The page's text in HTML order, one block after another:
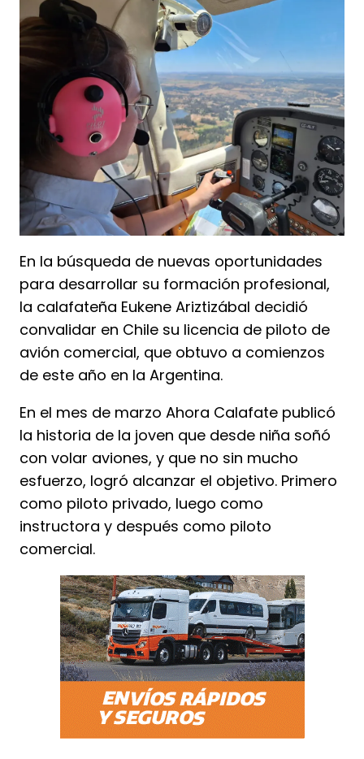
En la búsqueda de nuevas oportunidades
para desarrollar su formación profesional,
la calafateña Eukene Ariztizábal decidió
convalidar en Chile su licencia de piloto de
avión comercial, que obtuvo a comienzos
de este año en la Argentina.
En el mes de marzo Ahora Calafate publicó
la historia de la joven que desde niña soñó
con volar aviones, y que no sin mucho
esfuerzo, logró alcanzar el objetivo. Primero
como piloto privado, luego como
instructora y después como piloto
comercial.